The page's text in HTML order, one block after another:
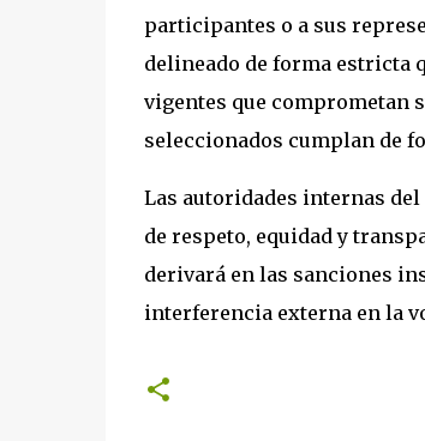
participantes o a sus
delineado de forma estricta
vigentes que comprometan
seleccionados cumplan de
Las autoridades internas
de respeto, equidad y
derivará en las sanciones
interferencia externa en la